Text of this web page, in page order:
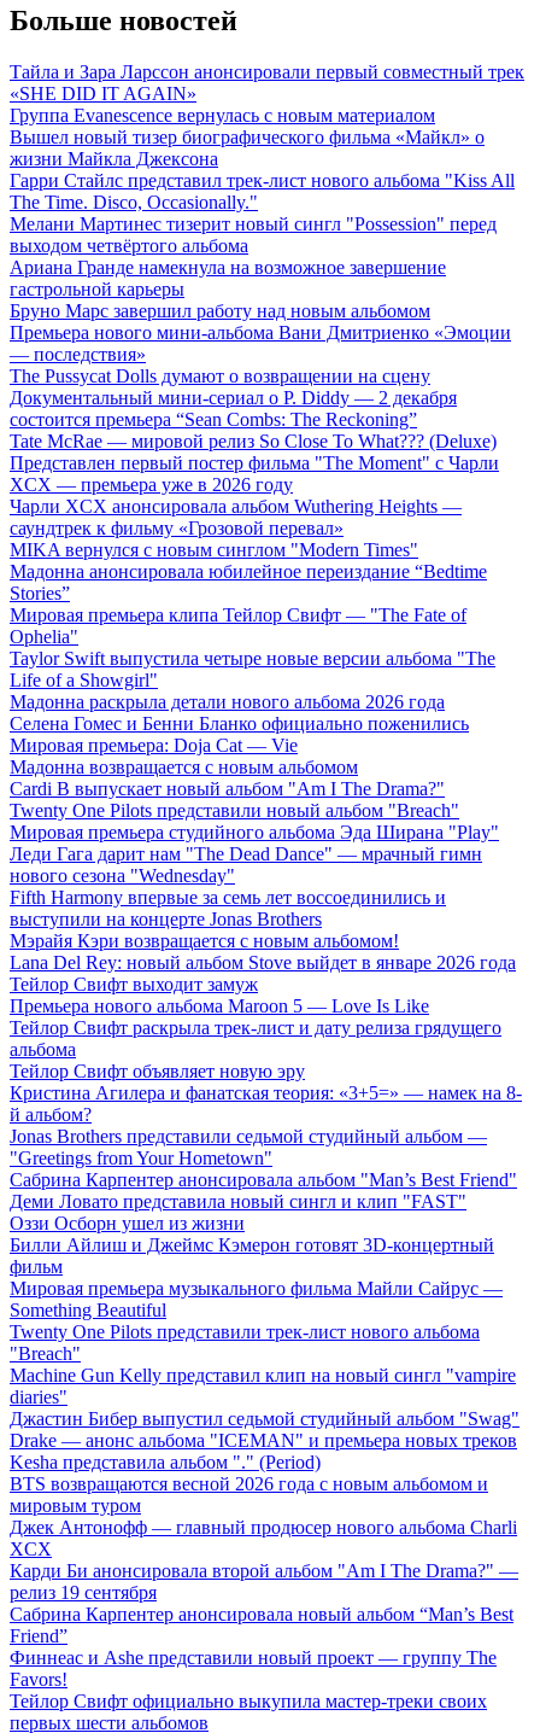
Больше новостей
Тайла и Зара Ларссон анонсировали первый совместный трек
«SHE DID IT AGAIN»
Группа Evanescence вернулась с новым материалом
Вышел новый тизер биографического фильма «Майкл» о
жизни Майкла Джексона
Гарри Стайлс представил трек-лист нового альбома "Kiss All
The Time. Disco, Occasionally."
Мелани Мартинес тизерит новый сингл "Possession" перед
выходом четвёртого альбома
Ариана Гранде намекнула на возможное завершение
гастрольной карьеры
Бруно Марс завершил работу над новым альбомом
Премьера нового мини-альбома Вани Дмитриенко «Эмоции
— последствия»
The Pussycat Dolls думают о возвращении на сцену
Документальный мини-сериал о P. Diddy — 2 декабря
состоится премьера “Sean Combs: The Reckoning”
Tate McRae — мировой релиз So Close To What??? (Deluxe)
Представлен первый постер фильма "The Moment" с Чарли
XCX — премьера уже в 2026 году
Чарли XCX анонсировала альбом Wuthering Heights —
саундтрек к фильму «Грозовой перевал»
MIKA вернулся с новым синглом "Modern Times"
Мадонна анонсировала юбилейное переиздание “Bedtime
Stories”
Мировая премьера клипа Тейлор Свифт — "The Fate of
Ophelia"
Taylor Swift выпустила четыре новые версии альбома "The
Life of a Showgirl"
Мадонна раскрыла детали нового альбома 2026 года
Селена Гомес и Бенни Бланко официально поженились
Мировая премьера: Doja Cat — Vie
Мадонна возвращается с новым альбомом
Cardi B выпускает новый альбом "Am I The Drama?"
Twenty One Pilots представили новый альбом "Breach"
Мировая премьера студийного альбома Эда Ширана "Play"
Леди Гага дарит нам "The Dead Dance" — мрачный гимн
нового сезона "Wednesday"
Fifth Harmony впервые за семь лет воссоединились и
выступили на концерте Jonas Brothers
Мэрайя Кэри возвращается с новым альбомом!
Lana Del Rey: новый альбом Stove выйдет в январе 2026 года
Тейлор Свифт выходит замуж
Премьера нового альбома Maroon 5 — Love Is Like
Тейлор Свифт раскрыла трек-лист и дату релиза грядущего
альбома
Тейлор Свифт объявляет новую эру
Кристина Агилера и фанатская теория: «3+5=» — намек на 8-
й альбом?
Jonas Brothers представили седьмой студийный альбом —
"Greetings from Your Hometown"
Сабрина Карпентер анонсировала альбом "Man’s Best Friend"
Деми Ловато представила новый сингл и клип "FAST"
Оззи Осборн ушел из жизни
Билли Айлиш и Джеймс Кэмерон готовят 3D-концертный
фильм
Мировая премьера музыкального фильма Майли Сайрус —
Something Beautiful
Twenty One Pilots представили трек-лист нового альбома
"Breach"
Machine Gun Kelly представил клип на новый сингл "vampire
diaries"
Джастин Бибер выпустил седьмой студийный альбом "Swag"
Drake — анонс альбома "ICEMAN" и премьера новых треков
Kesha представила альбом "." (Period)
BTS возвращаются весной 2026 года с новым альбомом и
мировым туром
Джек Антонофф — главный продюсер нового альбома Charli
XCX
Карди Би анонсировала второй альбом "Am I The Drama?" —
релиз 19 сентября
Сабрина Карпентер анонсировала новый альбом “Man’s Best
Friend”
Финнеас и Ashe представили новый проект — группу The
Favors!
Тейлор Свифт официально выкупила мастер-треки своих
первых шести альбомов